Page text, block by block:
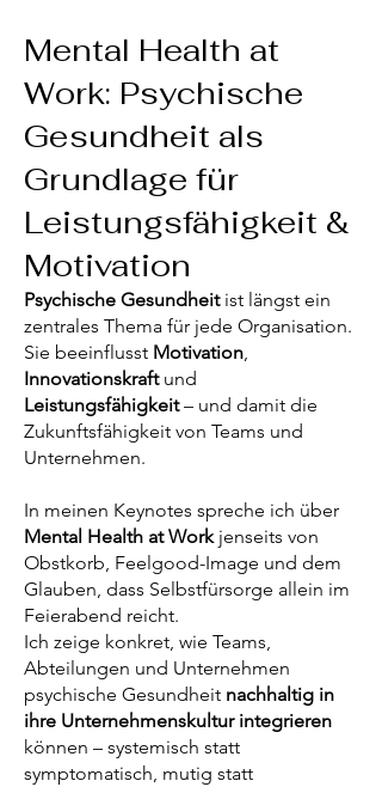
Mental Health at
Work: Psychische
Gesundheit als
Grundlage für
Leistungsfähigkeit &
Motivation
Psychische Gesundheitist längst ein
zentrales Thema für jede Organisation.
Sie beeinflusst Motivation,
Innovationskraftund
Leistungsfähigkeit– und damit die
Zukunftsfähigkeit von Teams und
Unternehmen.
In meinen Keynotes spreche ich über
Mental Health at Workjenseits von
Obstkorb, Feelgood-Image und dem
Glauben, dass Selbstfürsorge allein im
Feierabend reicht.
Ich zeige konkret, wie Teams,
Abteilungen und Unternehmen
psychische Gesundheit nachhaltig in
ihre Unternehmenskultur integrieren
können – systemisch statt
symptomatisch, mutig statt